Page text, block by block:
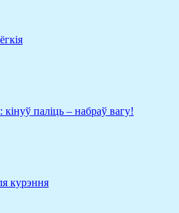
паліць – набраў вагу!
курэння